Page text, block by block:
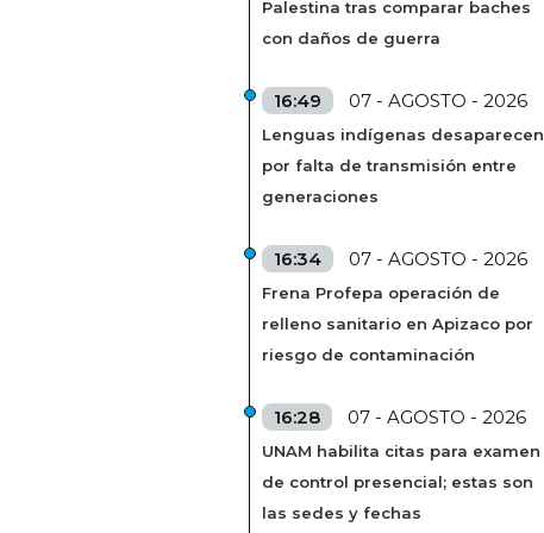
Palestina tras comparar baches
con daños de guerra
16:49 07 - AGOSTO - 2026
Lenguas indígenas desaparecen
por falta de transmisión entre
generaciones
16:34 07 - AGOSTO - 2026
Frena Profepa operación de
relleno sanitario en Apizaco por
riesgo de contaminación
16:28 07 - AGOSTO - 2026
UNAM habilita citas para examen
de control presencial; estas son
las sedes y fechas